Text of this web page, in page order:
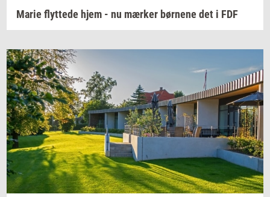
Marie flyttede hjem - nu mærker børnene det i FDF